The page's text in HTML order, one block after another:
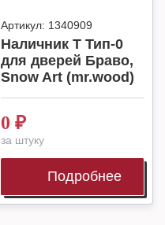
Артикул: 1340909
Наличник Т Тип-0
для дверей Браво,
Snow Art (mr.wood)
0 ₽
за штуку
Подробнее